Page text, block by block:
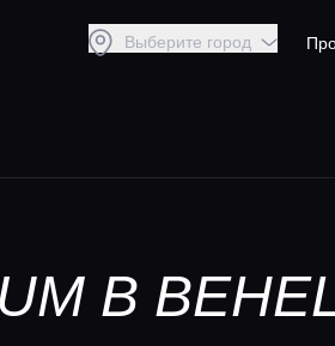
Выберите город
В